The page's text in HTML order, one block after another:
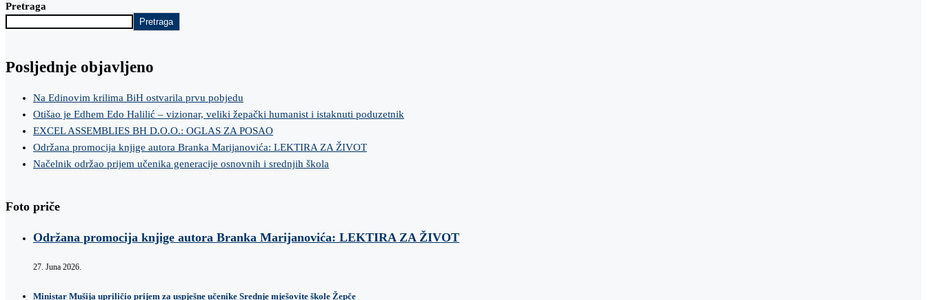
Pretraga
Pretraga
Posljednje objavljeno
Na Edinovim krilima BiH ostvarila prvu pobjedu
Otišao je Edhem Edo Halilić – vizionar, veliki žepački humanist i istaknuti poduzetnik
EXCEL ASSEMBLIES BH D.O.O.: OGLAS ZA POSAO
Održana promocija knjige autora Branka Marijanovića: LEKTIRA ZA ŽIVOT
Načelnik održao prijem učenika generacije osnovnih i srednjih škola
Foto priče
Održana promocija knjige autora Branka Marijanovića: LEKTIRA ZA ŽIVOT
27. Juna 2026.
Ministar Mušija upriličio prijem za uspješne učenike Srednje mješovite škole Žepče